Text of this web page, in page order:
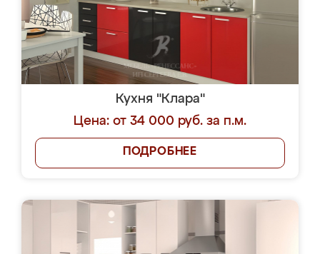
Кухня "Клара"
Цена: от 34 000 руб. за п.м.
ПОДРОБНЕЕ